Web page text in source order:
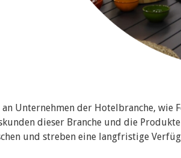
Unternehmen der Hotelbranche, wie
dieser Branche und die
und streben eine langfristige